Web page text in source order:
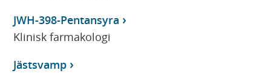
JWH-398-Pentansyra
Klinisk farmakologi
Jästsvamp